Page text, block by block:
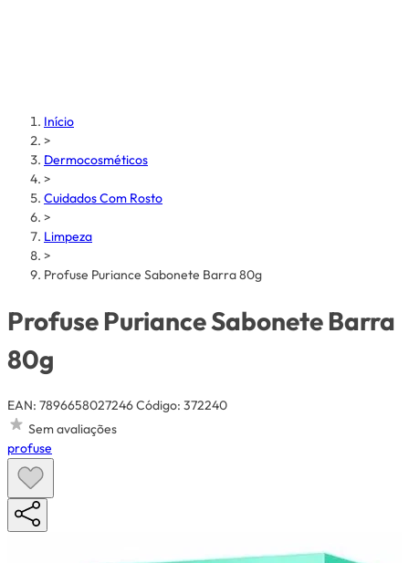
Início
>
Dermocosméticos
>
Cuidados Com Rosto
>
Limpeza
>
Profuse Puriance Sabonete Barra 80g
Profuse Puriance Sabonete Barra
80g
EAN: 7896658027246Código: 372240
Sem avaliações
profuse